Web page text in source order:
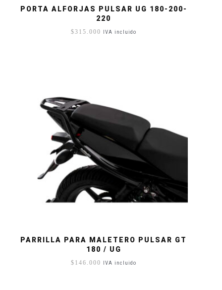
PORTA ALFORJAS PULSAR UG 180-200-
220
$315.000 IVA incluido
PARRILLA PARA MALETERO PULSAR GT
180 / UG
$ 146.000 IVA incluido